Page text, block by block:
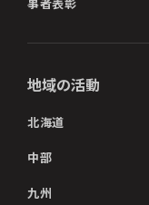
事者表彰
地域の活動
北海道
中部
九州